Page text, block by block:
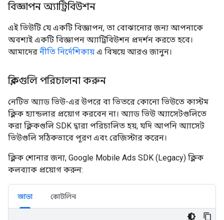
বিজ্ঞাপন অ্যাট্রিবিউশন
এই ভিউটি যে একটি বিজ্ঞাপন, তা বোঝানোর জন্য আপনাকে
অবশ্যই একটি বিজ্ঞাপন অ্যাট্রিবিউশন প্রদর্শন করতে হবে।
আমাদের নীতি নির্দেশিকায় এ বিষয়ে আরও জানুন।
ক্লিকগুলি পরিচালনা করুন
নেটিভ অ্যাড ভিউ-এর উপরে বা ভিতরে কোনো ভিউতে কাস্টম
ক্লিক হ্যান্ডলার প্রয়োগ করবেন না। অ্যাড ভিউ অ্যাসেটগুলিতে
করা ক্লিকগুলি SDK দ্বারা পরিচালিত হয়, যদি আপনি অ্যাসেট
ভিউগুলি সঠিকভাবে পূরণ এবং রেজিস্টার করেন।
ক্লিক শোনার জন্য, Google Mobile Ads SDK (Legacy) ক্লিক
কলব্যাক প্রয়োগ করুন:
জাভা কোটলিন